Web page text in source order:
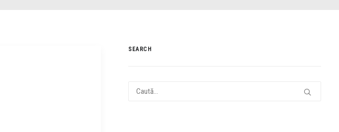
SEARCH